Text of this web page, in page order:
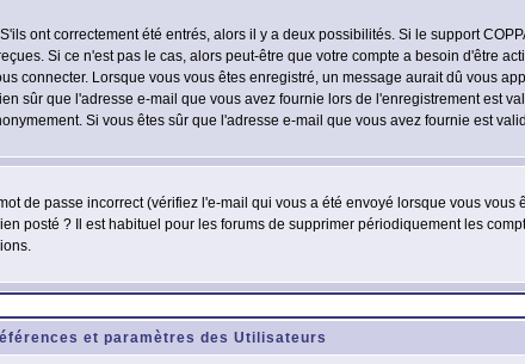
ont correctement été entrés, alors il y a deux possibilités. Si le support
Si ce n'est pas le cas, alors peut-être que votre compte a besoin d'être
connecter. Lorsque vous vous êtes enregistré, un message aurait dû vous
sûr que l'adresse e-mail que vous avez fournie lors de l'enregistrement est
Si vous êtes sûr que l'adresse e-mail que vous avez fournie est
de passe incorrect (vérifiez l'e-mail qui vous a été envoyé lorsque vous
posté ? Il est habituel pour les forums de supprimer périodiquement les
et paramètres des Utilisateurs